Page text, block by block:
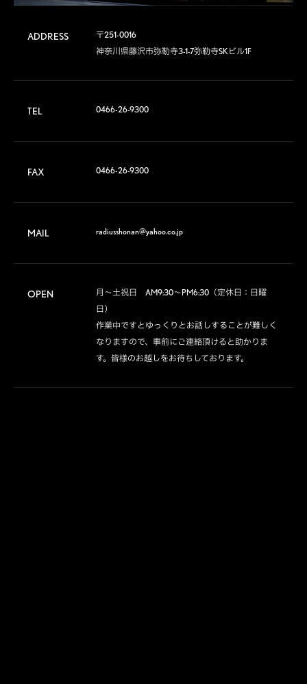
ADDRESS
〒251-0016
神奈川県藤沢市弥勒寺3-1-7弥勒寺SKビル1F
TEL 0466-26-9300
FAX 0466-26-9300
MAIL radiusshonan@yahoo.co.jp
OPEN
月～土祝日　AM9:30～PM6:30（定休日：日曜
日）
作業中ですとゆっくりとお話しすることが難しく
なりますので、事前にご連絡頂けると助かりま
す。皆様のお越しをお待ちしております。